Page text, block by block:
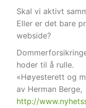
Skal vi aktivt
Eller er det bare
webside?
hoder til å rulle.
«Høyesterett og
av Herman Berge,
http://